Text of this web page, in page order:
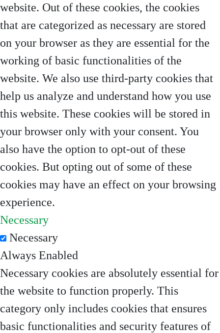
website. Out of these cookies, the cookies
that are categorized as necessary are stored
on your browser as they are essential for the
working of basic functionalities of the
website. We also use third-party cookies that
help us analyze and understand how you use
this website. These cookies will be stored in
your browser only with your consent. You
also have the option to opt-out of these
cookies. But opting out of some of these
cookies may have an effect on your browsing
experience.
Necessary
Necessary
Always Enabled
Necessary cookies are absolutely essential for
the website to function properly. This
category only includes cookies that ensures
basic functionalities and security features of